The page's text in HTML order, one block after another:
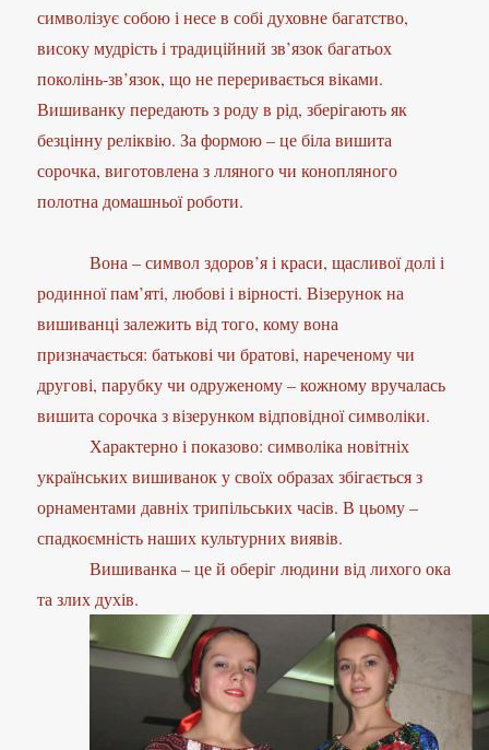
символізує собою і несе в собі духовне багатство,
високу мудрість і традиційний зв’язок багатьох
поколінь-зв’язок, що не переривається віками.
Вишиванку передають з роду в рід, зберігають як
безцінну реліквію. За формою – це біла вишита
сорочка, виготовлена з лляного чи конопляного
полотна домашньої роботи.
Вона – символ здоров’я і краси, щасливої долі і
родинної пам’яті, любові і вірності. Візерунок на
вишиванці залежить від того, кому вона
призначається: батькові чи братові, нареченому чи
другові, парубку чи одруженому – кожному вручалась
вишита сорочка з візерунком відповідної символіки.
Характерно і показово: символіка новітніх
українських вишиванок у своїх образах збігається з
орнаментами давніх трипільських часів. В цьому –
спадкоємність наших культурних виявів.
Вишиванка – це й оберіг людини від лихого ока
та злих духів.